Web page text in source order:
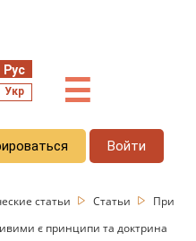
Рус
Укр ☰
Войти
статьи Статьи
При
є принципи та доктрина